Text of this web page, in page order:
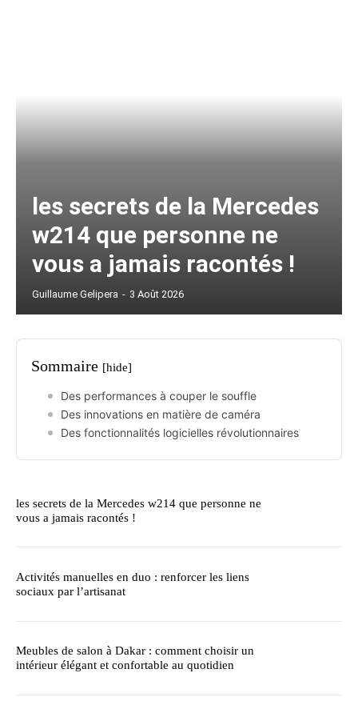
les secrets de la Mercedes
w214 que personne ne
vous a jamais racontés !
Guillaume Gelipera - 3 Août 2026
Sommaire [hide]
Des performances à couper le souffle
Des innovations en matière de caméra
Des fonctionnalités logicielles révolutionnaires
les secrets de la Mercedes w214 que personne ne
vous a jamais racontés !
Activités manuelles en duo : renforcer les liens
sociaux par l’artisanat
Meubles de salon à Dakar : comment choisir un
intérieur élégant et confortable au quotidien